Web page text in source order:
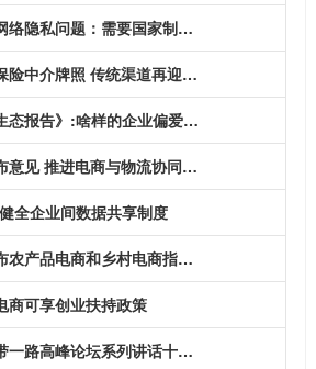
台建设，提出抓人工智能还是要强基础，首
智能...
份书面建议，议题涉及 一带一路 建设、提升
影响力和发展中国设计产业。 鼓励民营企业
提...
周鸿祎谈网络隐私问题：需要国家制定法律
示，解决网络隐私问题，需要国家制定相关
。 周鸿祎表示，今天的 互联网时代 ，每个
。要想...
美团拿下保险中介牌照 传统渠道再迎搅局者
诚互诺保险经纪有限公司、江西济民可信保
任公司和易保保险代理有限公司。 经查，重
险经...
《小程序生态报告》:啥样的企业偏爱小程序?
小程序电商行业生态数据报告》（以下简称
《报告》分析，百货、服务、餐饮、美业行
小程序...
国务院发布意见 推进电商与物流协同发展
的意见》（以下简称意见）。近年来，我国
递物流协同发展仍面临政策法规体系不完
调、...
全企业间数据共享制度
电子商务 与快递物流协同发展的意见》。
子商务与快递物流协同发展仍面临政策法规
发展不协...
国务院发布农产品电商和乡村电商指导意见
进农业高新技术产业示范区建设发展的指导
简称《意见》），《意见》提出了农业高新
区建设发...
商可享创业扶持政策
副厅长赵志栋对省政府出台的《关于做好就
习近平一带一路高峰论坛系列讲话十大高频词